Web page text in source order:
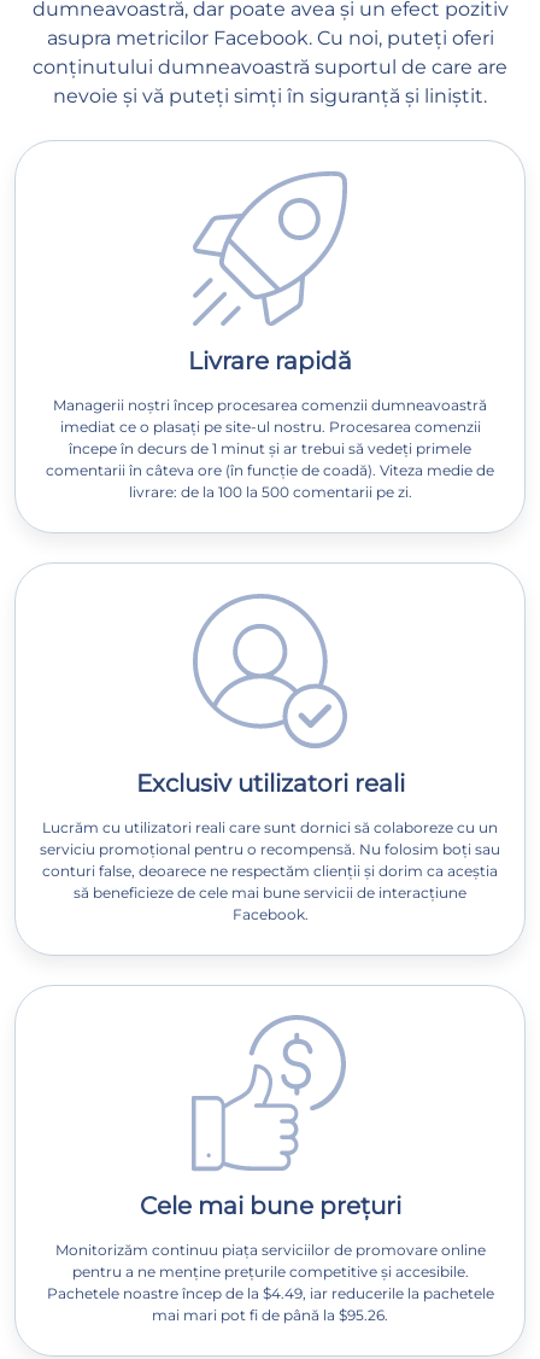
dumneavoastră, dar poate avea și un efect pozitiv
asupra metricilor Facebook. Cu noi, puteți oferi
conținutului dumneavoastră suportul de care are
nevoie și vă puteți simți în siguranță și liniștit.
Livrare rapidă
Managerii noștri încep procesarea comenzii dumneavoastră
imediat ce o plasați pe site-ul nostru. Procesarea comenzii
începe în decurs de 1 minut și ar trebui să vedeți primele
comentarii în câteva ore (în funcție de coadă). Viteza medie de
livrare: de la 100 la 500 comentarii pe zi.
Exclusiv utilizatori reali
Lucrăm cu utilizatori reali care sunt dornici să colaboreze cu un
serviciu promoțional pentru o recompensă. Nu folosim boți sau
conturi false, deoarece ne respectăm clienții și dorim ca aceștia
să beneficieze de cele mai bune servicii de interacțiune
Facebook.
Cele mai bune prețuri
Monitorizăm continuu piața serviciilor de promovare online
pentru a ne menține prețurile competitive și accesibile.
Pachetele noastre încep de la $4.49, iar reducerile la pachetele
mai mari pot fi de până la $95.26.